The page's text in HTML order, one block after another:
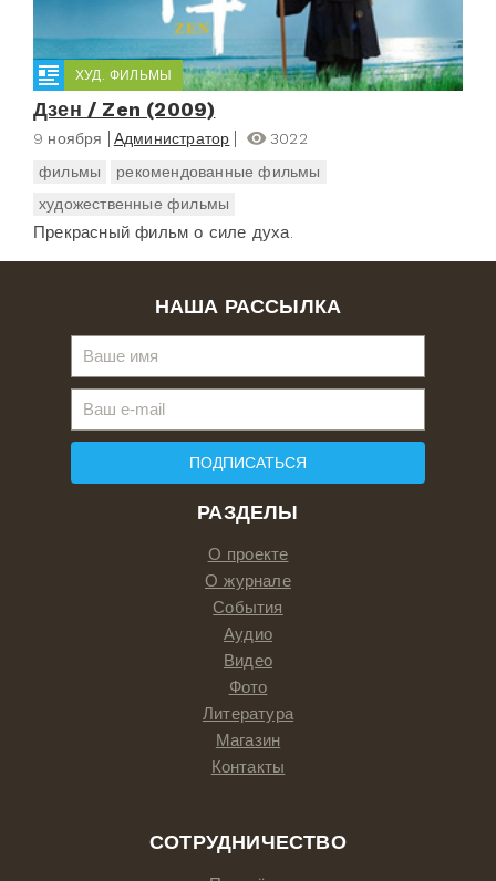
ХУД. ФИЛЬМЫ
Дзен / Zen (2009)
9 ноября Администратор
3022
фильмы
рекомендованные фильмы
художественные фильмы
Прекрасный фильм о силе духа.
РАЗДЕЛЫ
О проекте
О журнале
События
Аудио
Видео
Фото
Литература
Магазин
Контакты
СОТРУДНИЧЕСТВО
НАША РАССЫЛКА
ПОДПИСАТЬСЯ